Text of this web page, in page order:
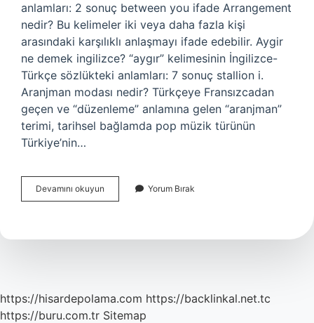
anlamları: 2 sonuç between you ifade Arrangement
nedir? Bu kelimeler iki veya daha fazla kişi
arasındaki karşılıklı anlaşmayı ifade edebilir. Aygir
ne demek ingilizce? “aygır” kelimesinin İngilizce-
Türkçe sözlükteki anlamları: 7 sonuç stallion i.
Aranjman modası nedir? Türkçeye Fransızcadan
geçen ve “düzenleme” anlamına gelen “aranjman”
terimi, tarihsel bağlamda pop müzik türünün
Türkiye’nin…
Devamını okuyun Aranjman
Ne
Yorum Bırak
https://hisardepolama.com https://backlinkal.net.tc
https://buru.com.tr Sitemap